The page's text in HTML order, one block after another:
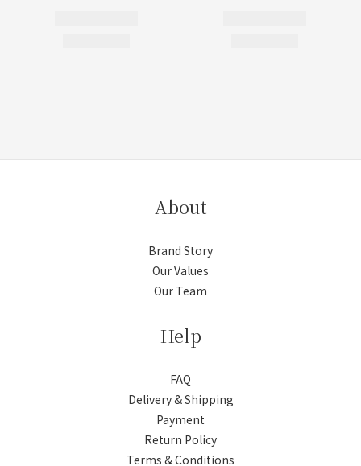
About
Brand Story
Our Values
Our Team
Help
FAQ
Delivery & Shipping
Payment
Return Policy
Terms & Conditions